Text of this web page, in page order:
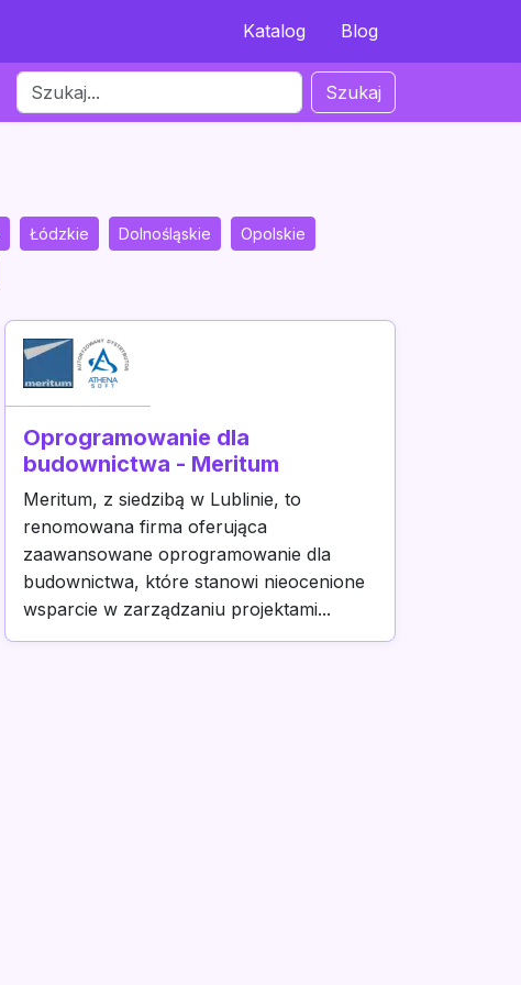
Katalog Blog
Szukaj
Łódzkie Dolnośląskie Opolskie
Oprogramowanie dla
budownictwa - Meritum
Meritum, z siedzibą w Lublinie, to
renomowana firma oferująca
zaawansowane oprogramowanie dla
budownictwa, które stanowi nieocenione
wsparcie w zarządzaniu projektami...